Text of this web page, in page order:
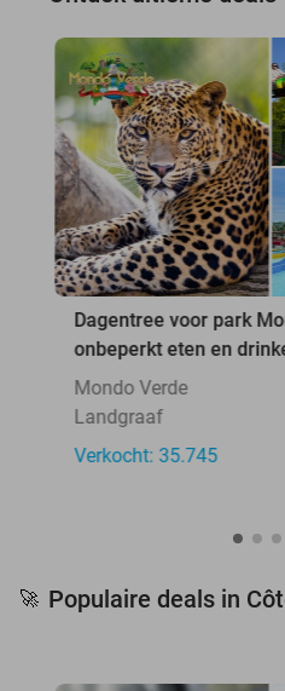
Dagentree voor park
onbeperkt eten en
Mondo Verde
Landgraaf
Verkocht: 35.745
🚀 Populaire deals in